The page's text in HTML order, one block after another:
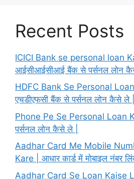
Recent Posts
ICICI Bank se personal loan
आईसीआईसीआई बैंक से पर्सनल लोन
HDFC Bank Se Personal
एचडीएफसी बैंक से पर्सनल लोन कैसे ले |
Phone Pe Se Personal Loan
पर्सनल लोन कैसे ले |
Aadhar Card Me Mobile
Kare | आधार कार्ड में मोबाइल नंबर
Aadhar Card Se Loan Kaise